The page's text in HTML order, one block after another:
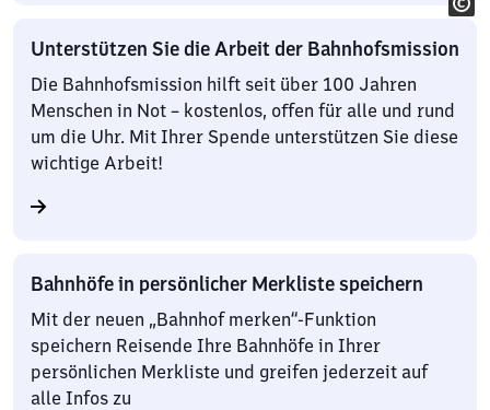
Unterstützen Sie die Arbeit der Bahnhofsmission
Die Bahnhofsmission hilft seit über 100 Jahren
Menschen in Not – kostenlos, offen für alle und rund
um die Uhr. Mit Ihrer Spende unterstützen Sie diese
wichtige Arbeit!
Bahnhöfe in persönlicher Merkliste speichern
Mit der neuen „Bahnhof merken“-Funktion
speichern Reisende Ihre Bahnhöfe in Ihrer
persönlichen Merkliste und greifen jederzeit auf
alle Infos zu